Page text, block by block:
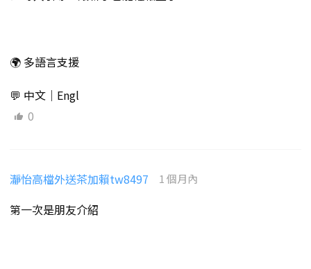
🌍 多語言支援
💬 中文｜Engl
0
瀞怡高檔外送茶加賴tw8497 1 個月內
第一次是朋友介紹